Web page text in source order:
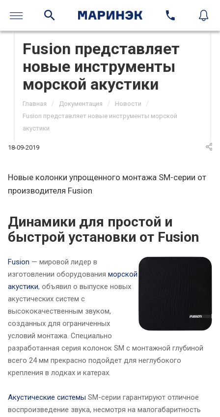
Fusion представляет
новые инструменты
морской акустики
Главная / Документация / Новости /
Fusion представляет новые инструменты морской
акустики
18-09-2019
Новые колонки упрощенного монтажа SM-серии от
производителя Fusion
Динамики для простой и
быстрой установки от Fusion
Fusion — мировой лидер в
изготовлении оборудования морской
акустики, объявил о выпуске новых
акустических систем с
высококачественным звуком,
созданных для ограниченных
условий монтажа. Специально
разработанная серия колонок SM с монтажной глубиной
всего 24 мм прекрасно подойдет для неглубокого
крепления в лодках и катерах.
Акустические системы SM-серии гарантируют отличное
воспроизведение звука, несмотря на малогабаритность